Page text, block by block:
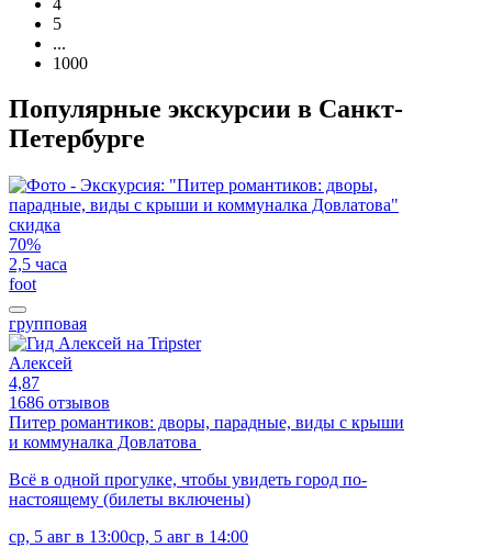
5
...
1000
Популярные экскурсии в Санкт-
Петербурге
скидка
70%
2,5 часа
foot
групповая
Алексей
4,87
1686 отзывов
Питер романтиков: дворы, парадные, виды с крыши
и коммуналка Довлатова
Всё в одной прогулке, чтобы увидеть город по-
настоящему (билеты включены)
ср, 5 авг в 13:00ср, 5 авг в 14:00